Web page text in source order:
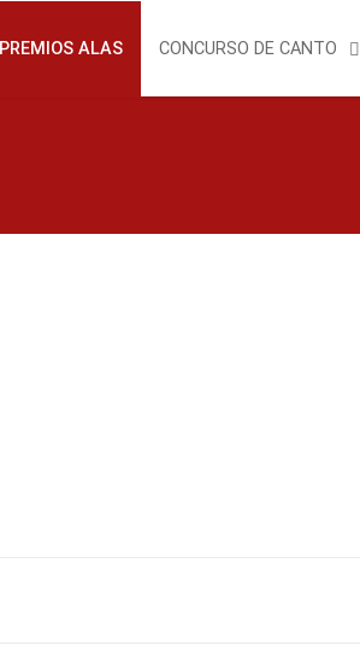
PREMIOS ALAS CONCURSO DE CANTO